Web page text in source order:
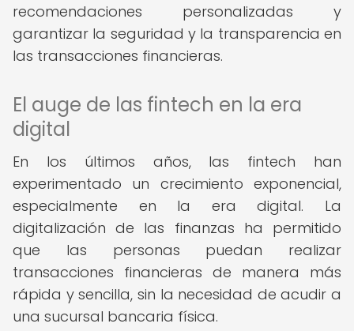
recomendaciones personalizadas y
garantizar la seguridad y la transparencia en
las transacciones financieras.
El auge de las fintech en la era
digital
En los últimos años, las fintech han
experimentado un crecimiento exponencial,
especialmente en la era digital. La
digitalización de las finanzas ha permitido
que las personas puedan realizar
transacciones financieras de manera más
rápida y sencilla, sin la necesidad de acudir a
una sucursal bancaria física.